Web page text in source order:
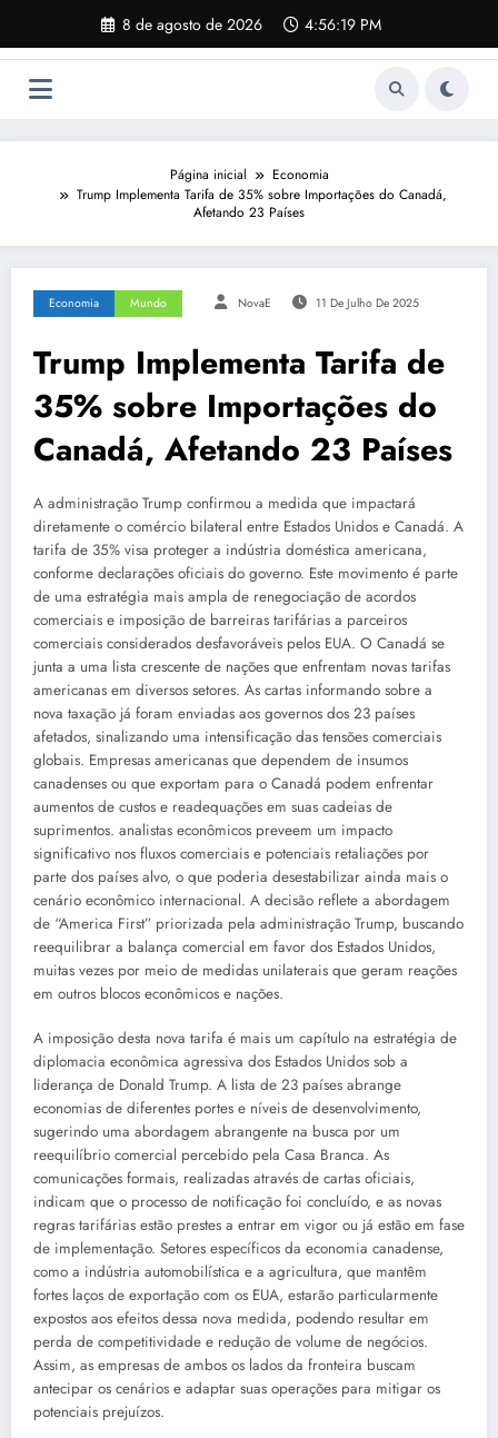
o
8 de agosto de 2026 4:56:20 PM
Página inicial
Economia
Trump Implementa Tarifa de 35% sobre Importações do Canadá,
Afetando 23 Países
Economia Mundo NovaE 11 De Julho De 2025
Trump Implementa Tarifa de
35% sobre Importações do
Canadá, Afetando 23 Países
A administração Trump confirmou a medida que impactará
diretamente o comércio bilateral entre Estados Unidos e Canadá. A
tarifa de 35% visa proteger a indústria doméstica americana,
conforme declarações oficiais do governo. Este movimento é parte
de uma estratégia mais ampla de renegociação de acordos
comerciais e imposição de barreiras tarifárias a parceiros
comerciais considerados desfavoráveis pelos EUA. O Canadá se
junta a uma lista crescente de nações que enfrentam novas tarifas
americanas em diversos setores. As cartas informando sobre a
nova taxação já foram enviadas aos governos dos 23 países
afetados, sinalizando uma intensificação das tensões comerciais
globais. Empresas americanas que dependem de insumos
canadenses ou que exportam para o Canadá podem enfrentar
aumentos de custos e readequações em suas cadeias de
suprimentos. analistas econômicos preveem um impacto
significativo nos fluxos comerciais e potenciais retaliações por
parte dos países alvo, o que poderia desestabilizar ainda mais o
cenário econômico internacional. A decisão reflete a abordagem
de “America First” priorizada pela administração Trump, buscando
reequilibrar a balança comercial em favor dos Estados Unidos,
muitas vezes por meio de medidas unilaterais que geram reações
em outros blocos econômicos e nações.
A imposição desta nova tarifa é mais um capítulo na estratégia de
diplomacia econômica agressiva dos Estados Unidos sob a
liderança de Donald Trump. A lista de 23 países abrange
economias de diferentes portes e níveis de desenvolvimento,
sugerindo uma abordagem abrangente na busca por um
reequilíbrio comercial percebido pela Casa Branca. As
comunicações formais, realizadas através de cartas oficiais,
indicam que o processo de notificação foi concluído, e as novas
regras tarifárias estão prestes a entrar em vigor ou já estão em fase
de implementação. Setores específicos da economia canadense,
como a indústria automobilística e a agricultura, que mantêm
fortes laços de exportação com os EUA, estarão particularmente
expostos aos efeitos dessa nova medida, podendo resultar em
perda de competitividade e redução de volume de negócios.
Assim, as empresas de ambos os lados da fronteira buscam
antecipar os cenários e adaptar suas operações para mitigar os
potenciais prejuízos.